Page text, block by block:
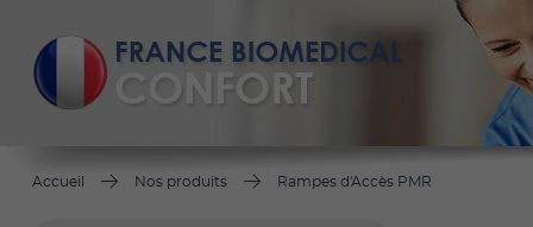
Accueil Nos produits Rampes d'Accès PMR